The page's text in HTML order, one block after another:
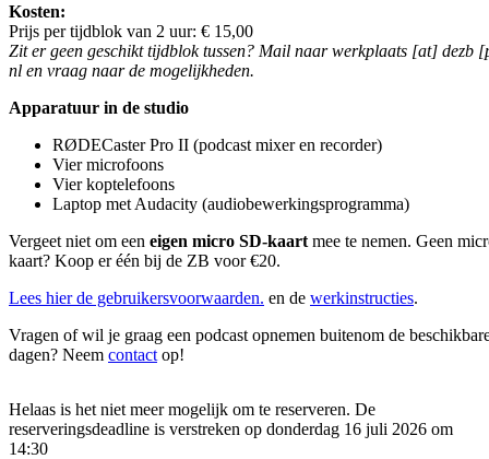
Kosten:
Prijs per tijdblok van 2 uur: € 15,00
Zit er geen geschikt tijdblok tussen? Mail naarwerkplaats [at] dezb
nl en vraag naar de mogelijkheden.
Apparatuur in de studio
RØDECaster Pro II (podcast mixer en recorder)
Vier microfoons
Vier koptelefoons
Laptop met Audacity (audiobewerkingsprogramma)
Vergeet niet om een eigen micro SD-kaart mee te nemen. Geen
kaart? Koop er één bij de ZB voor €20.
Lees hier de gebruikersvoorwaarden. en de werkinstructies.
Vragen of wil je graag een podcast opnemen buitenom de
dagen? Neem contact op!
Helaas is het niet meer mogelijk om te reserveren. De
reserveringsdeadline is verstreken op donderdag 16 juli 2026 om
14:30